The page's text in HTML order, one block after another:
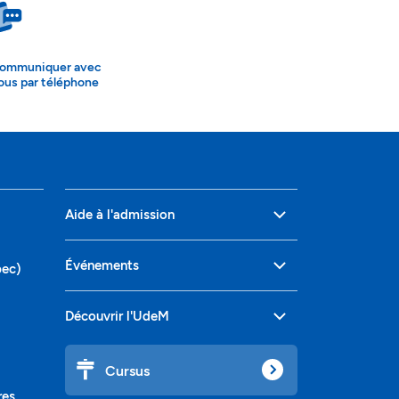
avec
par téléphone
Aide à l'admission
Événements
Découvrir l'UdeM
Cursus